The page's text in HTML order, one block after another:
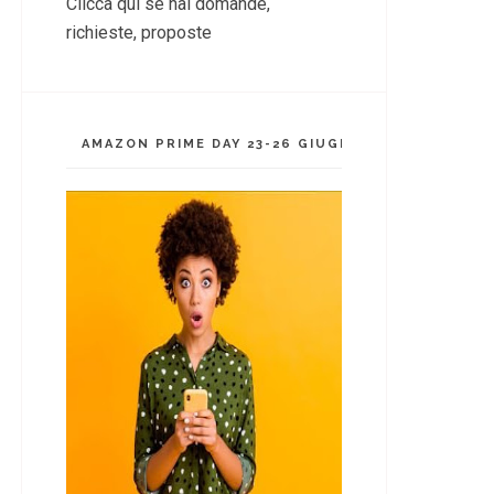
richieste, proposte
AMAZON PRIME DAY 23-26 GIUGNO